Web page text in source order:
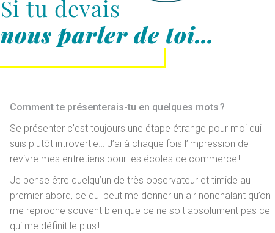
Si tu devais
nous parler de toi…
Comment te présenterais-tu en quelques mots ?
Se présenter c’est toujours une étape étrange pour moi qui
suis plutôt introvertie… J’ai à chaque fois l’impression de
revivre mes entretiens pour les écoles de commerce !
Je pense être quelqu’un de très observateur et timide au
premier abord, ce qui peut me donner un air nonchalant qu’on
me reproche souvent bien que ce ne soit absolument pas ce
qui me définit le plus !